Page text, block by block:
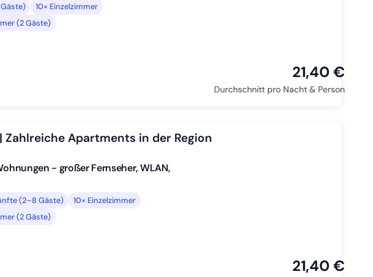
10× Einzelzimmer
(2 Gäste)
21,40 €
Durchschnitt pro Nacht & Person
Apartments in der Region
- großer Fernseher, WLAN,
(2–8 Gäste)
10× Einzelzimmer
(2 Gäste)
21,40 €